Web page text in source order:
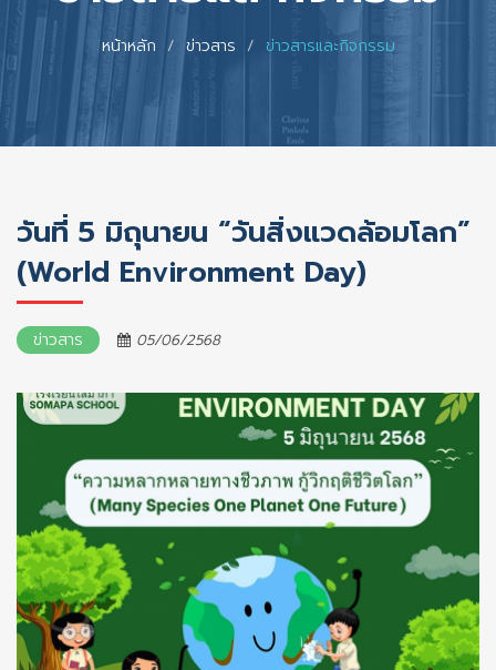
หน้าหลัก ข่าวสาร ข่าวสารและกิจกรรม
วันที่ 5 มิถุนายน “วันสิ่งแวดล้อมโลก”
(World Environment Day)
ข่าวสาร 05/06/2568